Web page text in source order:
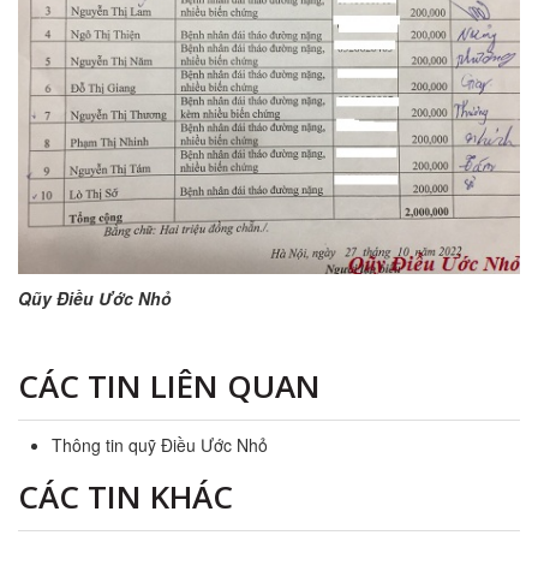
Qũy Điều Ước Nhỏ
CÁC TIN LIÊN QUAN
Thông tin quỹ Điều Ước Nhỏ
CÁC TIN KHÁC